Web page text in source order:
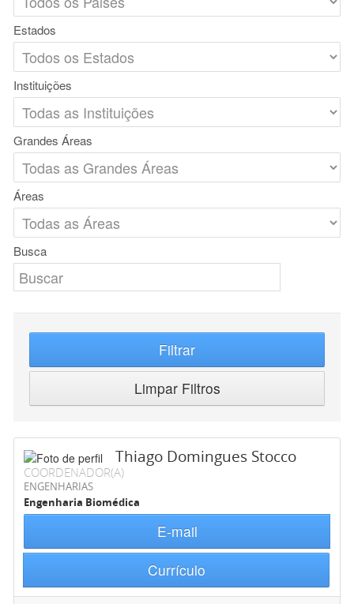
Estados
Instituições
Grandes Áreas
Áreas
Busca
Filtrar
Limpar Filtros
Thiago Domingues Stocco
COORDENADOR(A)
ENGENHARIAS
Engenharia Biomédica
E-mail
Currículo